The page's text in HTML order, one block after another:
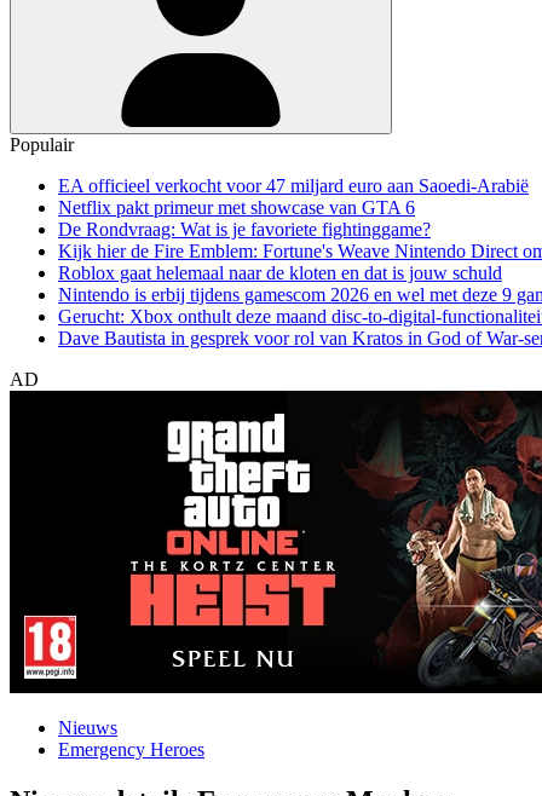
Populair
EA officieel verkocht voor 47 miljard euro aan Saoedi-Arabië
Netflix pakt primeur met showcase van GTA 6
De Rondvraag: Wat is je favoriete fightinggame?
Kijk hier de Fire Emblem: Fortune's Weave Nintendo Direct
Roblox gaat helemaal naar de kloten en dat is jouw schuld
Nintendo is erbij tijdens gamescom 2026 en wel met deze 9
Gerucht: Xbox onthult deze maand disc-to-digital-
Dave Bautista in gesprek voor rol van Kratos in God of War-
AD
Nieuws
Emergency Heroes